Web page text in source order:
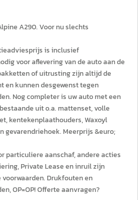
A290. Voor nu slechts
is inclusief
voor aflevering van de auto aan de
of uitrusting zijn altijd de
en kunnen desgewenst tegen
Nog completer is uw auto met een
uit o.a. mattenset, volle
kentekenplaathouders, Waxoyl
gevarendriehoek. Meerprijs &euro;
particuliere aanschaf, andere acties
Private Lease en inruil zijn
Drukfouten en
OP=OP! Offerte aanvragen?